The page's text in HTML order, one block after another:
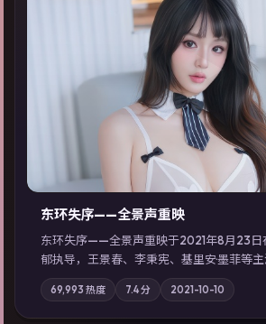
▶
东环失序——全景声重映
东环失序——全景声重映于2021年8月23日
郁执导，王景春、李秉宪、基里安·墨菲等
事主轴，科技与人性的边界在实验事故后逐
强化地域气质；站内亦可通过「国产免费观
看」延展检索同类型高分佳作，畅享高清
69,993 热度 7.4分 2021-10-10